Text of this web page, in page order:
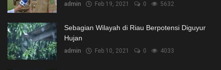
admin Feb 19, 2021 0 5632
Sebagian Wilayah di Riau Berpotensi Diguyur
Hujan
admin Feb 10, 2021 0 4033